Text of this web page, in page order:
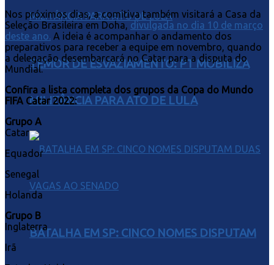
TEMOR DE ESVAZIAMENTO: PT MOBILIZA
MILITÂNCIA PARA ATO DE LULA
BATALHA EM SP: CINCO NOMES DISPUTAM
Nos próximos dias, a comitiva também visitará a Casa da
Seleção Brasileira em Doha, divulgada no dia 10 de março
deste ano. A ideia é acompanhar o andamento dos
preparativos para receber a equipe em novembro, quando
a delegação desembarcará no Catar para a disputa do
Mundial.
Confira a lista completa dos grupos da Copa do Mundo
FIFA Catar 2022:
Grupo A
Catar
Equador
Senegal
Holanda
Grupo B
Inglaterra
Irã